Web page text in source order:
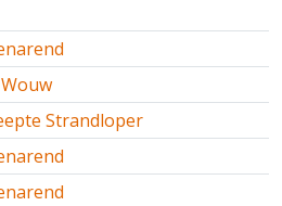
Strandloper